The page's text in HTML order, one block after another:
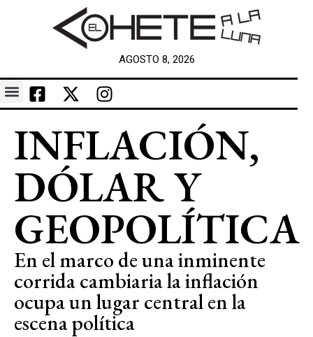
AGOSTO 8, 2026
INFLACIÓN,
DÓLAR Y
GEOPOLÍTICA
En el marco de una inminente
corrida cambiaria la inflación
ocupa un lugar central en la
escena política